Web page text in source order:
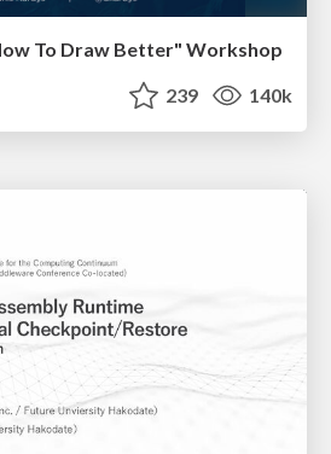
To Draw Better" Workshop
239 140k